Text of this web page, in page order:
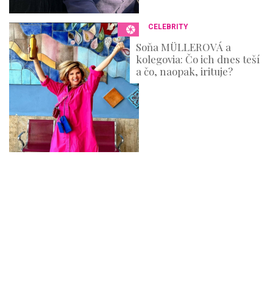
CELEBRITY
Soňa MÜLLEROVÁ a
kolegovia: Čo ich dnes teší
a čo, naopak, irituje?